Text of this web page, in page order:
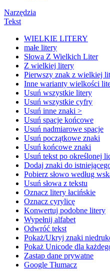
Narzędzia
Tekst
WIELKIE LITERY
małe litery
Słowa Z Wielkich Liter
Z wielkiej litery
Pierwszy znak z wielkiej
Inne warianty wielkości
Usuń wszystkie litery
Usuń wszystkie cyfry
Usuń inne znaki >
Usuń spacje końcowe
Usuń nadmiarowe spacje
Usuń początkowe znaki
Usuń końcowe znaki
Usuń tekst po określonej
Dodaj znaki do
Pobierz słowo według
Usuń słowa z tekstu
Oznacz litery łacińskie
Oznacz cyrylicę
Konwertuj podobne litery
Wypełnij alfabet
Odwróć tekst
Pokaż/Ukryj znaki
Pokaż Unicode dla
Zastąp dane prywatne
Google Tłumacz